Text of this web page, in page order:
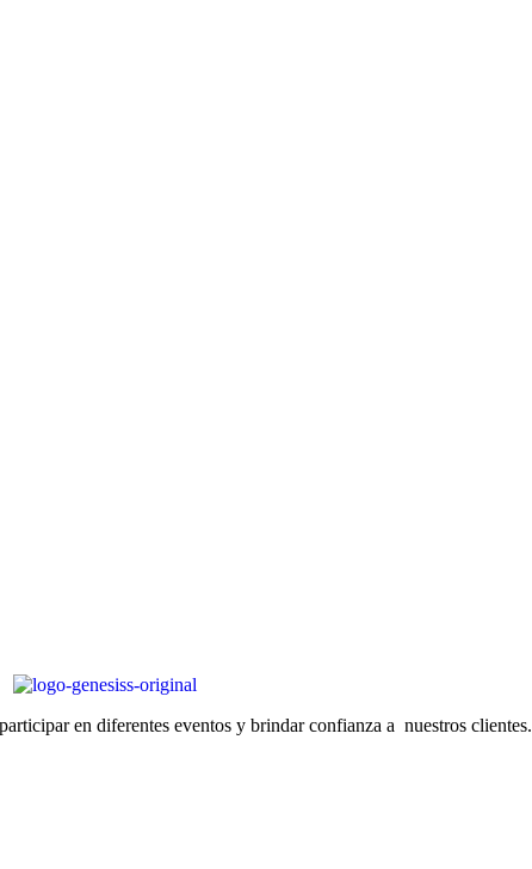
en diferentes eventos y brindar confianza a nuestros clientes.